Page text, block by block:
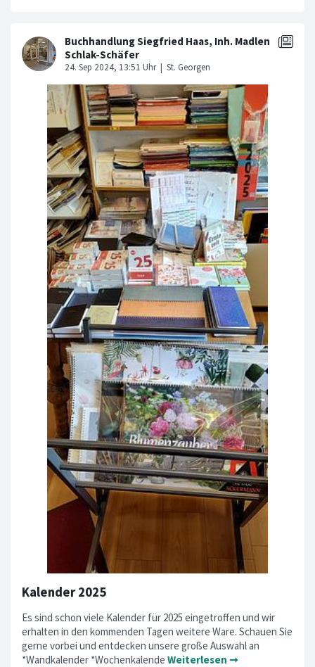
Kalender 2025
Es sind schon viele Kalender für 2025 eingetroffen und wir
erhalten in den kommenden Tagen weitere Ware. Schauen Sie
gerne vorbei und entdecken unsere große Auswahl an
*Wandkalender *Wochenkalende Weiterlesen ➞